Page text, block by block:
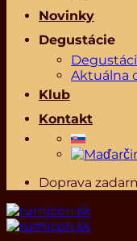
Novinky
Degustácie
Aktuálna
Klub
Kontakt
Doprava